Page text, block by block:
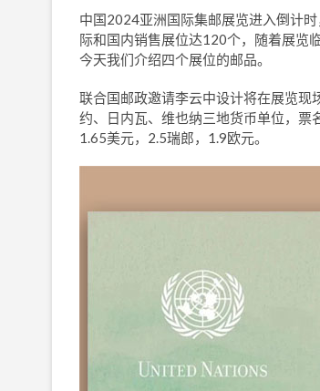
中国2024亚洲国际集邮展览进入倒计
际和国内销售展位达120个，随着展览
今天我们介绍四个展位的邮品。
联合国邮政邀请李云中设计将在展览
约、日内瓦、维也纳三地货币单位，票
1.65美元，2.5瑞郎，1.9欧元。